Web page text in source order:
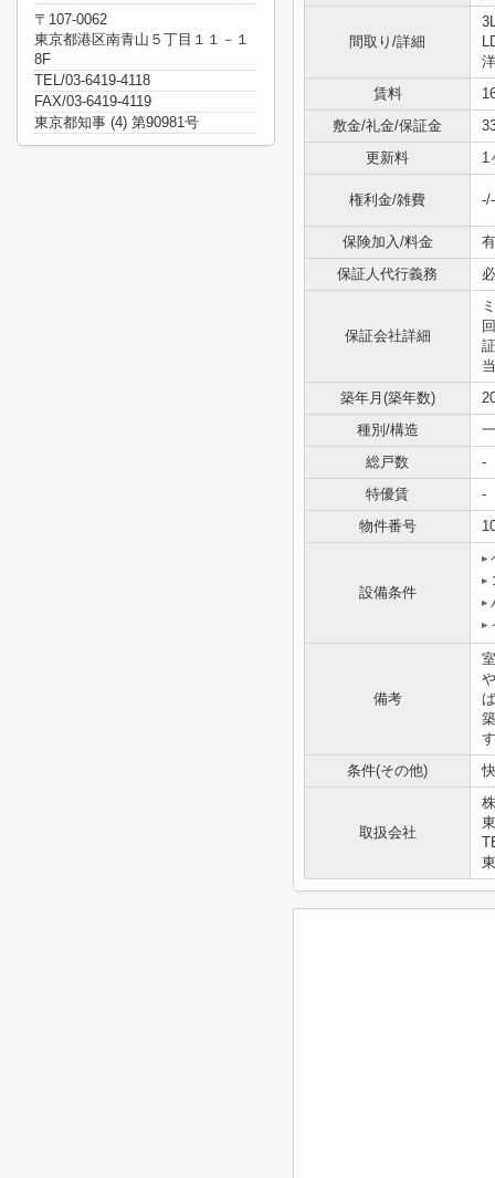
間取り/詳細
賃料
敷金/礼金/保証金
更新料
1
権利金/雑費 -/-
保険加入/料金
保証人代行義務
保証会社詳細
築年月(築年数)
種別/構造
総戸数
-
特優賃
-
物件番号
設備条件
備考
条件(その他)
取扱会社
〒107-0062
東京都港区南青山５丁目１１－１
8F
TEL/03-6419-4118
FAX/03-6419-4119
東京都知事 (4) 第90981号